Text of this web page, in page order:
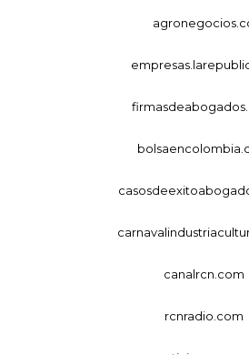
canalrcn.com
rcnradio.com